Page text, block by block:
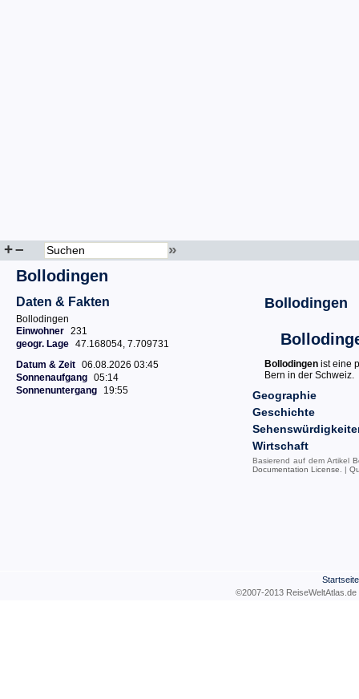
+– »
Bollodingen
Daten & Fakten
Bollodingen
Einwohner 231
geogr. Lage 47.168054, 7.709731
Datum & Zeit 06.08.2026 03:45
Sonnenaufgang 05:14
Sonnenuntergang
19:55
Bollodingen
Bollodingen ist eine
Bern in der Schweiz.
Geographie
Geschichte
Wirtschaft
Basierend auf dem Artikel
Documentation License . |
Startseite
©2007-2013